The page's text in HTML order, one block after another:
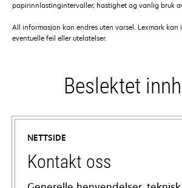
papirinnlastingintervaller, hastighet og vanlig bruk
All informasjon kan endres uten varsel. Lexmark
eventuelle feil eller utelatelser.
Beslektet
NETTSIDE
Kontakt oss